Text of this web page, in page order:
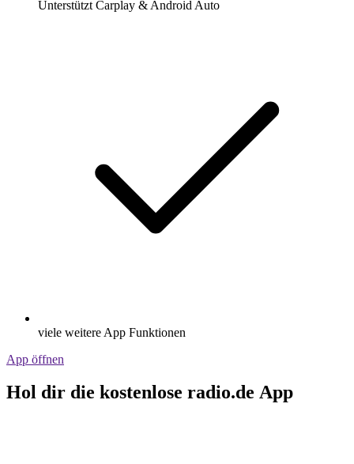
Unterstützt Carplay & Android Auto
viele weitere App Funktionen
App öffnen
Hol dir die kostenlose radio.de App